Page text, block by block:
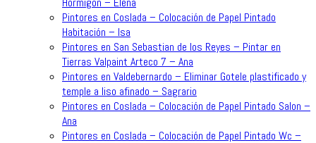
Pintores en Coslada – Colocación de Papel Pintado
Habitación – Isa
Pintores en San Sebastian de los Reyes – Pintar en
Tierras Valpaint Arteco 7 – Ana
Pintores en Valdebernardo – Eliminar Gotele plastificado y
temple a liso afinado – Sagrario
Pintores en Coslada – Colocación de Papel Pintado Salon –
Ana
Pintores en Coslada – Colocación de Papel Pintado Wc –